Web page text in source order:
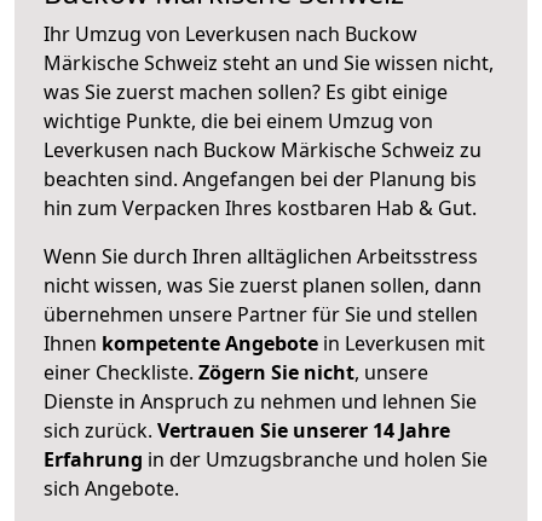
Ihr Umzug von Leverkusen nach Buckow
Märkische Schweiz steht an und Sie wissen nicht,
was Sie zuerst machen sollen? Es gibt einige
wichtige Punkte, die bei einem Umzug von
Leverkusen nach Buckow Märkische Schweiz zu
beachten sind. Angefangen bei der Planung bis
hin zum Verpacken Ihres kostbaren Hab & Gut.
Wenn Sie durch Ihren alltäglichen Arbeitsstress
nicht wissen, was Sie zuerst planen sollen, dann
übernehmen unsere Partner für Sie und stellen
Ihnen kompetente Angebote in Leverkusen mit
einer Checkliste. Zögern Sie nicht, unsere
Dienste in Anspruch zu nehmen und lehnen Sie
sich zurück. Vertrauen Sie unserer 14 Jahre
Erfahrung in der Umzugsbranche und holen Sie
sich Angebote.